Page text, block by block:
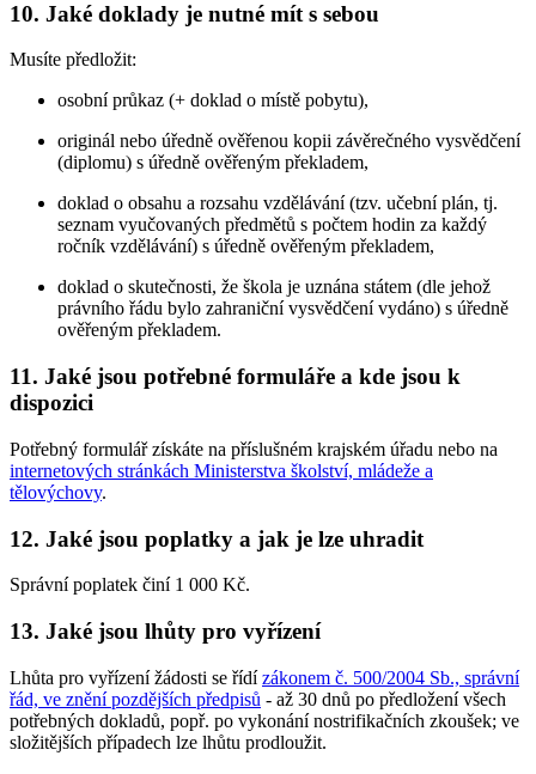
10. Jaké doklady je nutné mít s sebou
Musíte předložit:
osobní průkaz (+ doklad o místě pobytu),
originál nebo úředně ověřenou kopii závěrečného vysvědčení
(diplomu) s úředně ověřeným překladem,
doklad o obsahu a rozsahu vzdělávání (tzv. učební plán, tj.
seznam vyučovaných předmětů s počtem hodin za každý
ročník vzdělávání) s úředně ověřeným překladem,
doklad o skutečnosti, že škola je uznána státem (dle jehož
právního řádu bylo zahraniční vysvědčení vydáno) s úředně
ověřeným překladem.
11. Jaké jsou potřebné formuláře a kde jsou k
dispozici
Potřebný formulář získáte na příslušném krajském úřadu nebo na
internetových stránkách Ministerstva školství, mládeže a
tělovýchovy.
12. Jaké jsou poplatky a jak je lze uhradit
Správní poplatek činí 1 000 Kč.
13. Jaké jsou lhůty pro vyřízení
Lhůta pro vyřízení žádosti se řídízákonem č. 500/2004 Sb., správní
řád, ve znění pozdějších předpisů - až 30 dnů po předložení všech
potřebných dokladů, popř. po vykonání nostrifikačních zkoušek; ve
složitějších případech lze lhůtu prodloužit.